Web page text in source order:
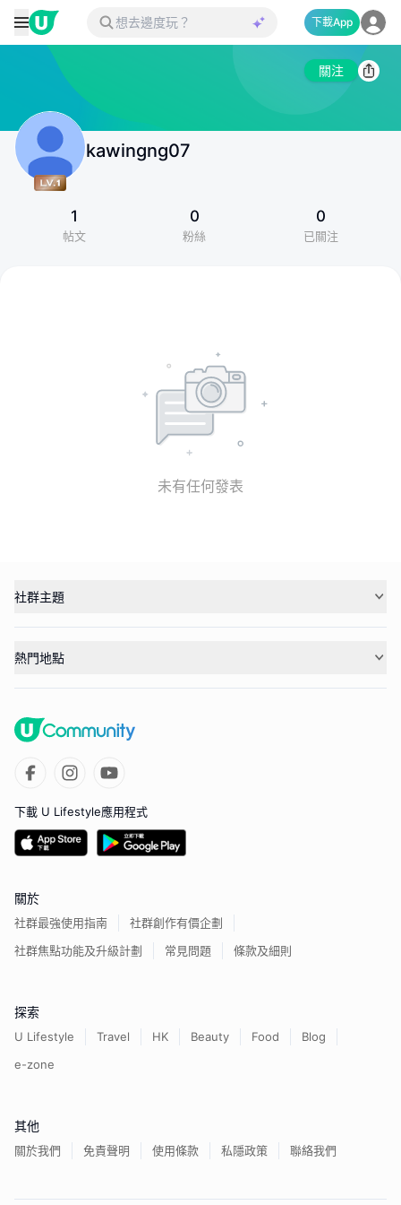
下載App
關注
kawingng07
1
帖文
0
粉絲
0
已關注
未有任何發表
社群主題
熱門地點
下載 U Lifestyle應用程式
關於
社群最強使用指南
社群創作有價企劃
社群焦點功能及升級計劃
常見問題 條款及細則
探索
U Lifestyle Travel HK Beauty Food
Blog
e-zone
其他
關於我們 免責聲明 使用條款 私隱政策 聯絡我們